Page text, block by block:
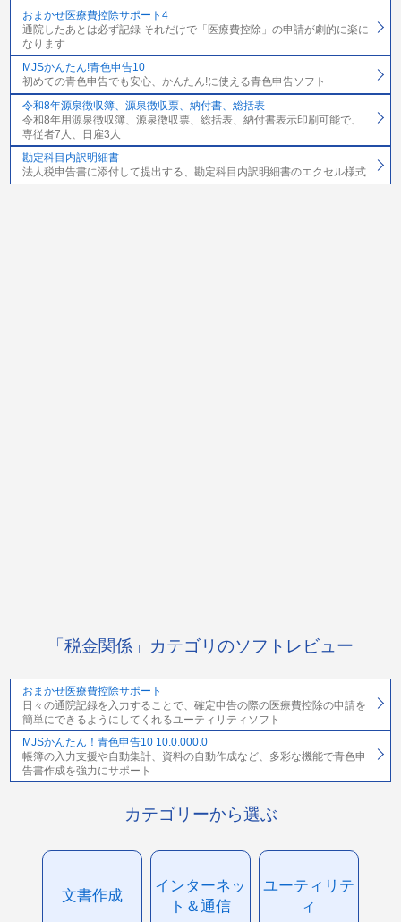
おまかせ医療費控除サポート4
通院したあとは必ず記録 それだけで「医療費控除」の申請が劇的に楽に
なります
MJSかんたん!青色申告10
初めての青色申告でも安心、かんたん!に使える青色申告ソフト
令和8年源泉徴収簿、源泉徴収票、納付書、総括表
令和8年用源泉徴収簿、源泉徴収票、総括表、納付書表示印刷可能で、
専従者7人、日雇3人
勘定科目内訳明細書
法人税申告書に添付して提出する、勘定科目内訳明細書のエクセル様式
「税金関係」カテゴリのソフトレビュー
おまかせ医療費控除サポート
日々の通院記録を入力することで、確定申告の際の医療費控除の申請を
簡単にできるようにしてくれるユーティリティソフト
MJSかんたん！青色申告10 10.0.000.0
帳簿の入力支援や自動集計、資料の自動作成など、多彩な機能で青色申
告書作成を強力にサポート
カテゴリーから選ぶ
文書作成
インターネッ
ト＆通信
ユーティリテ
ィ